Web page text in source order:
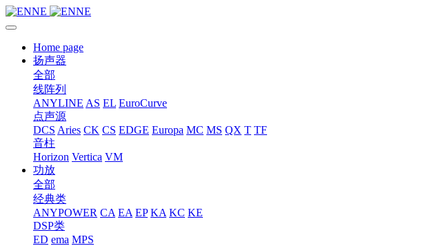
Home page
扬声器
全部
线阵列
ANYLINE AS EL EuroCurve
点声源
DCS Aries CK CS EDGE Europa MC MS QX T TF
音柱
Horizon Vertica VM
功放
全部
经典类
ANYPOWER CA EA EP KA KC KE
DSP类
ED ema MPS